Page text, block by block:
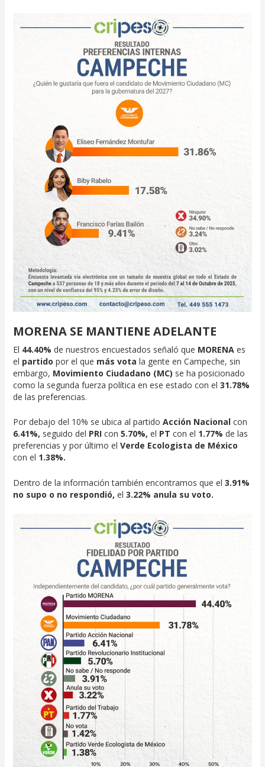
MORENA SE MANTIENE ADELANTE
El 44.40% de nuestros encuestados señaló que MORENA es
el partido por el que más vota la gente en Campeche, sin
embargo, Movimiento Ciudadano (MC) se ha posicionado
como la segunda fuerza política en ese estado con el 31.78%
de las preferencias.
Por debajo del 10% se ubica al partido Acción Nacional con
6.41%, seguido del PRIcon 5.70%, el PT con el 1.77% de las
preferencias y por último el Verde Ecologista de México
con el 1.38%.
Dentro de la información también encontramos que el 3.91%
no supo o no respondió, el 3.22% anula su voto.